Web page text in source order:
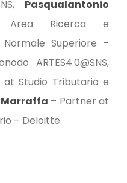
Pasqualantonio
Area Ricerca e
Superiore –
ARTES4.0@SNS,
Studio Tributario e
– Partner at
– Deloitte